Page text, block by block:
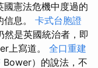
國憲法危機中度過的
息。 卡式台胞證
然是英國統治者，即
上寫道。 全口重建
Bower）的說法，不